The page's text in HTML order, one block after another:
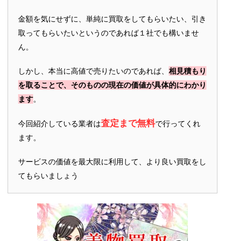
金額を気にせずに、単純に買取をしてもらいたい、引き
取ってもらいたいというのであれば１社でも構いませ
ん。
しかし、本当に高値で売りたいのであれば、 相見積もり
を取ることで、そのものの現在の価値が具体的にわかり
ます。
今回紹介している業者は査定まで無料で行ってくれ
ます。
サービスの価値を最大限に利用して、より良い買取をし
てもらいましょう